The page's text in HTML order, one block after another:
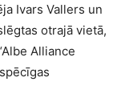
Ivars Vallers un
otrajā vietā,
Alliance